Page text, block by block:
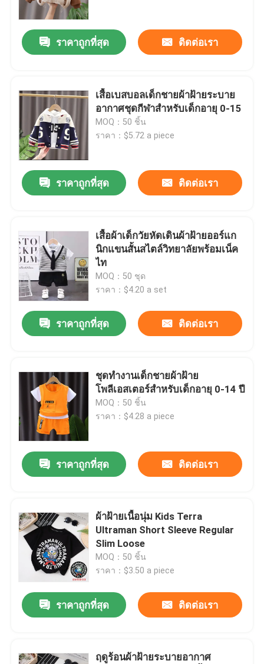
ราคาถูกที่สุด ติดต่อเรา
เสื้อเบสบอลเด็กชายผ้าฝ้ายระบาย
อากาศชุดกีฬาสำหรับเด็กอายุ 0-15
MOQ：50 ชิ้น
ราคา：$5.72 a piece
ราคาถูกที่สุด ติดต่อเรา
เสื้อผ้าเด็กวัยหัดเดินผ้าฝ้ายออร์แก
นิกแขนสั้นสไตล์วิทยาลัยพร้อมเน็ค
ไท
MOQ：50 ชุด
ราคา：$4.20 a set
ราคาถูกที่สุด ติดต่อเรา
ชุดทำงานเด็กชายผ้าฝ้าย
โพลีเอสเตอร์สำหรับเด็กอายุ 0-14 ปี
MOQ：50 ชิ้น
ราคา：$4.28 a piece
ราคาถูกที่สุด ติดต่อเรา
ผ้าฝ้ายเนื้อนุ่ม Kids Terra
Ultraman Short Sleeve Regular
Slim Loose
MOQ：50 ชิ้น
ราคา：$3.50 a piece
ราคาถูกที่สุด ติดต่อเรา
ฤดูร้อนผ้าฝ้ายระบายอากาศ